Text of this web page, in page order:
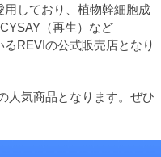
しており、植物幹細胞成
（再生）など
REVIの公式販売店となり
人気商品となります。ぜひ